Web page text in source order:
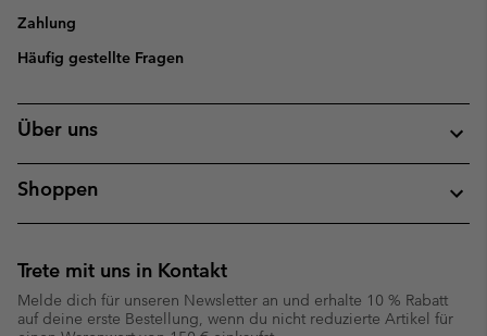
Zahlung
Häufig gestellte Fragen
Über uns
Shoppen
Trete mit uns in Kontakt
Melde dich für unseren Newsletter an und erhalte 10 % Rabatt
auf deine erste Bestellung, wenn du nicht reduzierte Artikel für